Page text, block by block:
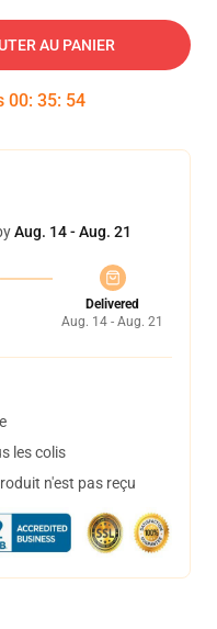
AU PANIER
00: 35: 54
Aug. 14 - Aug. 21
Delivered
Aug. 14 - Aug. 21
les colis
n'est pas reçu